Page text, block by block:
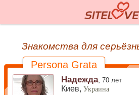
Знакомства для
Persona Grata
Надежда,70 лет
Киев,Украина